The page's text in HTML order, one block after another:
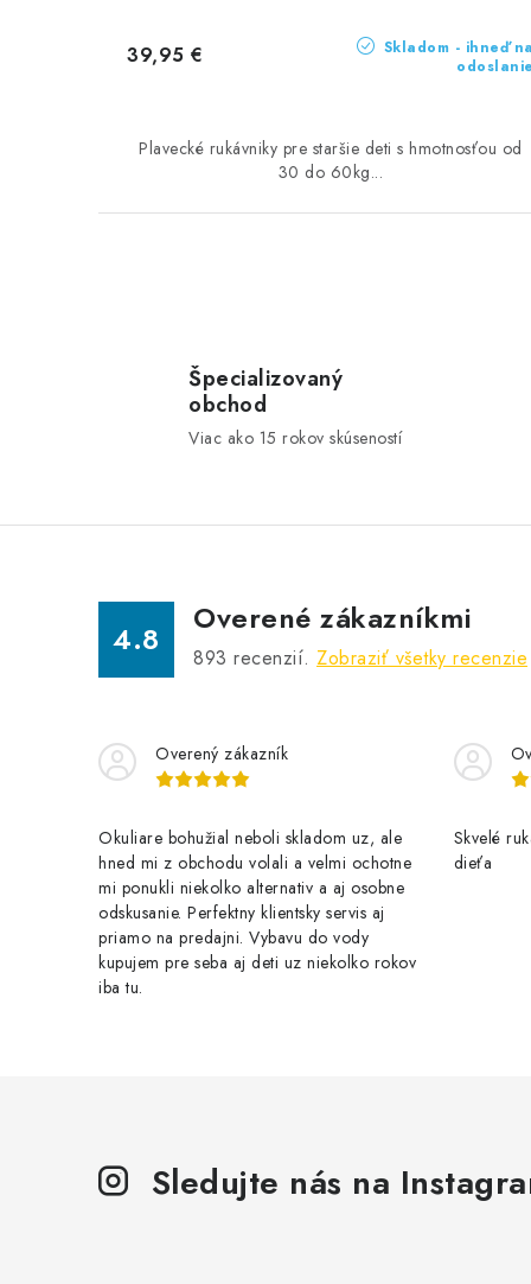
Skladom - ihneď na
odoslanie
39,95 €
Plavecké rukávniky pre staršie deti s hmotnosťou od
30 do 60kg...
c
p
v
k
y
v
ý
p
i
Špecializovaný
obchod
Viac ako 15 rokov skúseností
4.8
Overené zákazníkmi
893 recenzií. Zobraziť všetky recenzie
Overený zákazník
Okuliare bohužial neboli skladom uz, ale
hned mi z obchodu volali a velmi ochotne
mi ponukli niekolko alternativ a aj osobne
odskusanie. Perfektny klientsky servis aj
priamo na predajni. Vybavu do vody
kupujem pre seba aj deti uz niekolko rokov
iba tu.
Skvelé
dieťa
Sledujte nás na